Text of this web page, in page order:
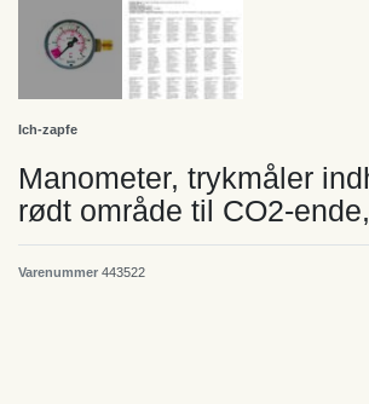
Ich-zapfe
Manometer, trykmåler
rødt område til CO2-
Varenummer 443522